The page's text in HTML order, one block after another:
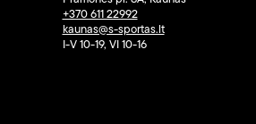
+370 611 22992
kaunas@s-sportas.lt
I-V 10-19, VI 10-16